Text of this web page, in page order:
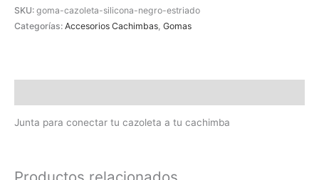
SKU: goma-cazoleta-silicona-negro-estriado
Categorías: Accesorios Cachimbas Gomas
Junta para conectar tu cazoleta a tu cachimba